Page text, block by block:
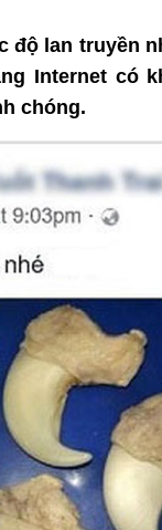
độ lan truyền
Internet có
chóng.